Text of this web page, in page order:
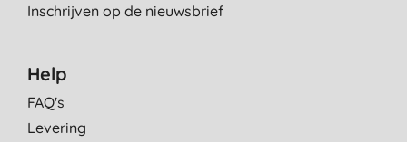
Inschrijven op de nieuwsbrief
Help
FAQ's
Levering